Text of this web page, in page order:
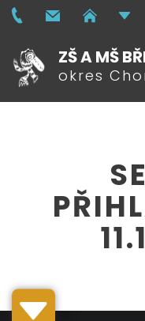
ZŠ A MŠ
okres